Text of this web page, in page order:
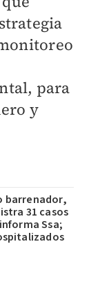
para
y
barrenador,
31 casos
Ssa;